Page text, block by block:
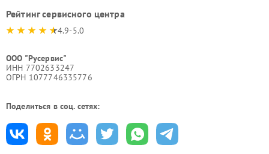
Рейтинг сервисного центра
4.9-5.0
ООО "Русервис"
ИНН 7702633247
ОГРН 1077746335776
Поделиться в соц. сетях: